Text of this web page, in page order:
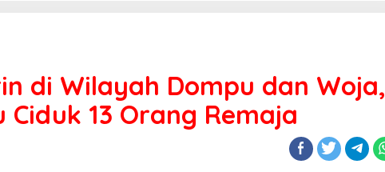
di Wilayah Dompu dan Woja,
Ciduk 13 Orang Remaja